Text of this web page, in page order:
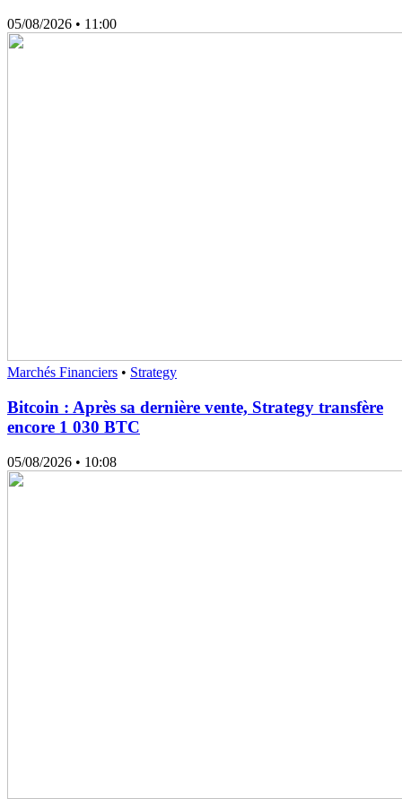
05/08/2026 • 11:00
Marchés Financiers • Strategy
Bitcoin : Après sa dernière vente, Strategy transfère
encore 1 030 BTC
05/08/2026 • 10:08